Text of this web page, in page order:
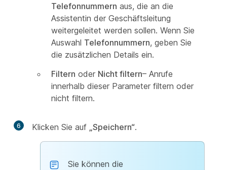
Telefonnummern aus, die an die
Assistentin der Geschäftsleitung
weitergeleitet werden sollen. Wenn Sie
Auswahl Telefonnummern, geben Sie
die zusätzlichen Details ein.
Filtern oder Nicht filtern– Anrufe
innerhalb dieser Parameter filtern oder
nicht filtern.
6 Klicken Sie auf „Speichern“.
Sie können die